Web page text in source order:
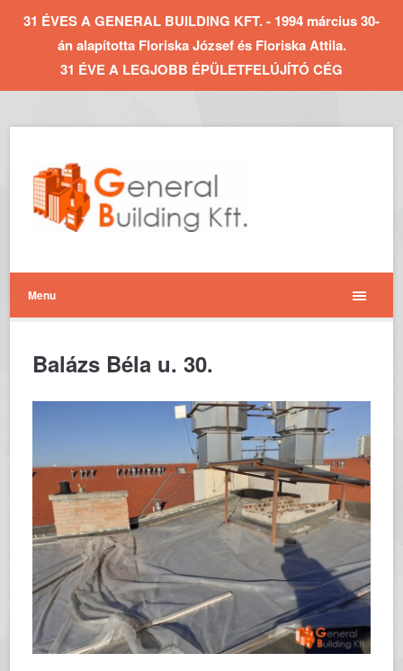
31 ÉVES A GENERAL BUILDING KFT. - 1994 március 30-
án alapította Floriska József és Floriska Attila.
31 ÉVE A LEGJOBB ÉPÜLETFELÚJÍTÓ CÉG
Menu
Balázs Béla u. 30.